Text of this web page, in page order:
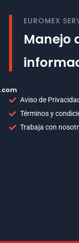
EUROMEX
Manejo
Aviso de
Términos y
Trabaja con